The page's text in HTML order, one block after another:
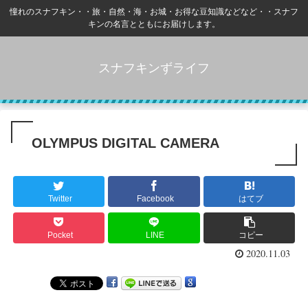
憧れのスナフキン・・旅・自然・海・お城・お得な豆知識などなど・・スナフ
キンの名言とともにお届けします。
スナフキンずライフ
OLYMPUS DIGITAL CAMERA
Twitter Facebook はてブ
Pocket LINE コピー
2020.11.03